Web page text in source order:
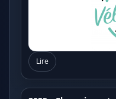
Lire